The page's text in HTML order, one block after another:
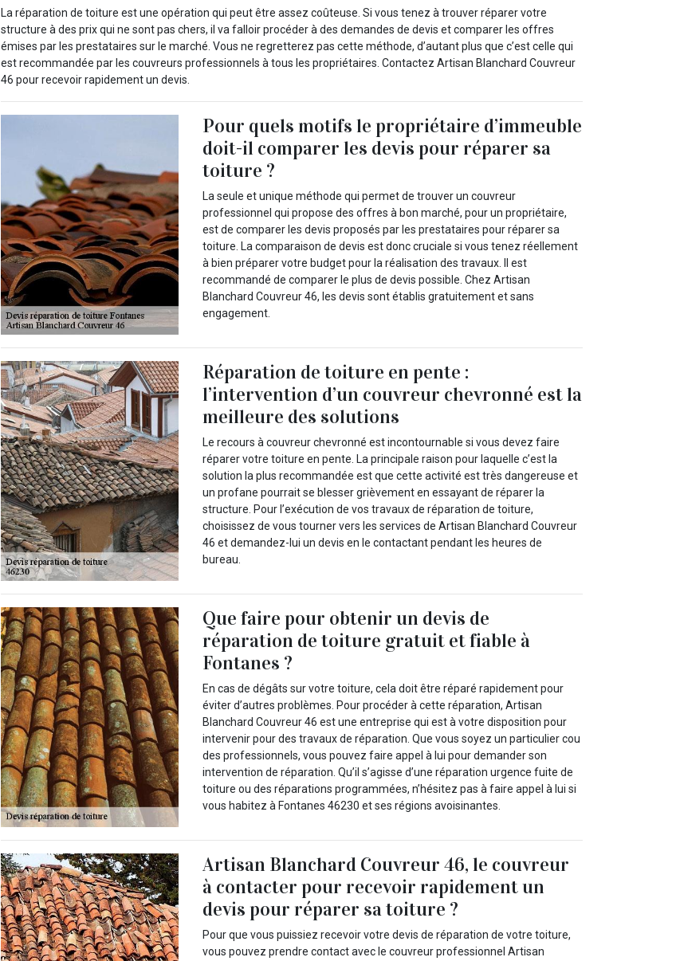
La réparation de toiture est une opération qui peut être assez coûteuse. Si vous tenez à trouver réparer votre
structure à des prix qui ne sont pas chers, il va falloir procéder à des demandes de devis et comparer les offres
émises par les prestataires sur le marché. Vous ne regretterez pas cette méthode, d’autant plus que c’est celle qui
est recommandée par les couvreurs professionnels à tous les propriétaires. Contactez Artisan Blanchard Couvreur
46 pour recevoir rapidement un devis.
Pour quels motifs le propriétaire d’immeuble
doit-il comparer les devis pour réparer sa
toiture ?
La seule et unique méthode qui permet de trouver un couvreur
professionnel qui propose des offres à bon marché, pour un propriétaire,
est de comparer les devis proposés par les prestataires pour réparer sa
toiture. La comparaison de devis est donc cruciale si vous tenez réellement
à bien préparer votre budget pour la réalisation des travaux. Il est
recommandé de comparer le plus de devis possible. Chez Artisan
Blanchard Couvreur 46, les devis sont établis gratuitement et sans
engagement.
Réparation de toiture en pente :
l’intervention d’un couvreur chevronné est la
meilleure des solutions
Le recours à couvreur chevronné est incontournable si vous devez faire
réparer votre toiture en pente. La principale raison pour laquelle c’est la
solution la plus recommandée est que cette activité est très dangereuse et
un profane pourrait se blesser grièvement en essayant de réparer la
structure. Pour l’exécution de vos travaux de réparation de toiture,
choisissez de vous tourner vers les services de Artisan Blanchard Couvreur
46 et demandez-lui un devis en le contactant pendant les heures de
bureau.
Que faire pour obtenir un devis de
réparation de toiture gratuit et fiable à
Fontanes ?
En cas de dégâts sur votre toiture, cela doit être réparé rapidement pour
éviter d’autres problèmes. Pour procéder à cette réparation, Artisan
Blanchard Couvreur 46 est une entreprise qui est à votre disposition pour
intervenir pour des travaux de réparation. Que vous soyez un particulier cou
des professionnels, vous pouvez faire appel à lui pour demander son
intervention de réparation. Qu’il s’agisse d’une réparation urgence fuite de
toiture ou des réparations programmées, n’hésitez pas à faire appel à lui si
vous habitez à Fontanes 46230 et ses régions avoisinantes.
Artisan Blanchard Couvreur 46, le couvreur
à contacter pour recevoir rapidement un
devis pour réparer sa toiture ?
Pour que vous puissiez recevoir votre devis de réparation de votre toiture,
vous pouvez prendre contact avec le couvreur professionnel Artisan